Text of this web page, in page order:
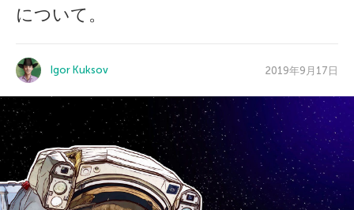
について。
Igor Kuksov 2019年9月17日